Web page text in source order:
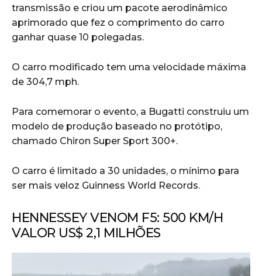
transmissão e criou um pacote aerodinâmico
aprimorado que fez o comprimento do carro
ganhar quase 10 polegadas.
O carro modificado tem uma velocidade máxima
de 304,7 mph.
Para comemorar o evento, a Bugatti construiu um
modelo de produção baseado no protótipo,
chamado Chiron Super Sport 300+.
O carro é limitado a 30 unidades, o mínimo para
ser mais veloz Guinness World Records.
HENNESSEY VENOM F5: 500 KM/H
VALOR US$ 2,1 MILHÕES